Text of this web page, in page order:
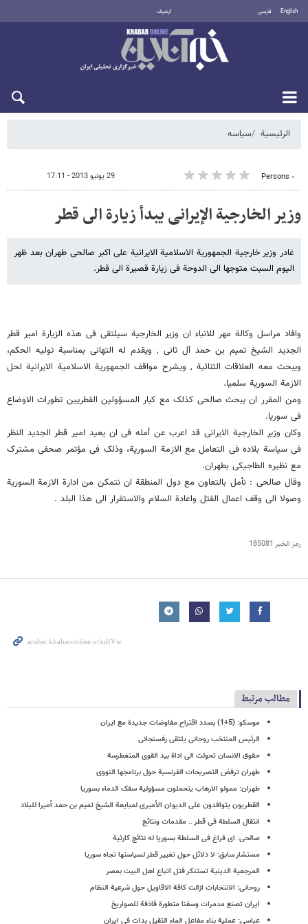
English فارسی أرشيف
الرئيسية سیاسه
٠ Persons 29 يونيو 2013 - 17:11
وزیر الخارجیة الإیرانی یبدأ زیارة الى قطر
غادر وزیر خارجیة الجمهوریة الاسلامیة الایرانیة علی اکبر صالحی طهران بعد ظهر
الیوم السبت متوجها الى الدوحة فی زیارة قصیرة الى قطر.
وافاد مراسل وکالة مهر للانباء ان وزیر الخارجیة سیلتقی فی هذه الزیارة امیر قطر
الجدید الشیخ تمیم بن حمد آل ثانی , ویقدم له التهانی بمناسبة تولیه الحکم،
ویبحث معه العلاقات الثنائیة , ویشرح مواقف الجمهوریة الاسلامیة الایرانیة لحل
الازمة السوریة سلمیا.
ومن المقرر ان یبحث صالحی کذلک مع کبار المسؤولین القطریین تطورات الاوضاع
فی سوریا.
وکان وزیر الخارجیة الایرانی قد اعرب عن أمله فی ان یعید امیر قطر الجدید النظر
فی سیاسة بلاده فی التعامل مع الازمة السوریة، وذلک فی مؤتمر صحفی مشترک
مع نظیره الطاجیکی بطهران.
وقال صالحی : نأمل بالتعاون مع دول المنطقة ان نتمکن من ادارة الازمة السوریة
وصولا الى وقف اعمال القتل واعادة السلام والاستقرار الى هذا البلد .
رمز الخبر 185081
مطالب مرتبط
موسکو: (5+1) بصدد اقتراح مفاوضات جدیدة مع ایران
الرئیس المنتخب روحانی یلتقی رفسنجانی
حقوق الانسان تحولت الى اداة بید القوى المتغطرسة
طهران ترفض التصریحات الفرنسیة حول برنامجها النووی
طهران: ممولو الارهاب یتحملون مسؤولیة سفک الدماء بسوریا
القطریون یتوافدون على الدیوان الأمیری لمبایعة الشیخ تمیم بن حمد أمیرا للبلاد
انتقال السلطة فی قطر .. مقدمات ونتائج
صالحی: ای فراغ فی السلطة بسوریا له نتائج کارثیة
مستشار سابق: لا دلائل حول تغییر قطر لسیاستها تجاه سوریا
المرجعیة الدینیة تستنکر قتل اتباع اهل البیت بمصر
روحانی: الانتخابات ازالت کافة الاقاویل حول شرعیة النظام
ایران تصنع مدمرات وسفنا متطورة قاذفة للصواریخ
عباسی: عملیة بناء مفاعل الماء الثقیل بدات فی ایران